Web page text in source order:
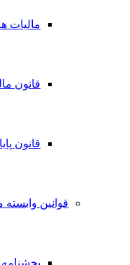
مالیات
قانون
قانون
قوانین وابسته
بخشنامه